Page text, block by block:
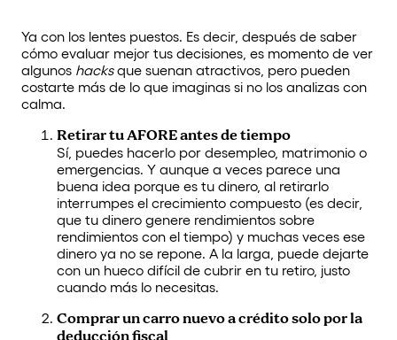
Ya con los lentes puestos. Es decir, después de saber
cómo evaluar mejor tus decisiones, es momento de ver
algunos hacksque suenan atractivos, pero pueden
costarte más de lo que imaginas si no los analizas con
calma.
Retirar tu AFORE antes de tiempo
Sí, puedes hacerlo por desempleo, matrimonio o
emergencias. Y aunque a veces parece una
buena idea porque es tu dinero, al retirarlo
interrumpes el crecimiento compuesto (es decir,
que tu dinero genere rendimientos sobre
rendimientos con el tiempo) y muchas veces ese
dinero ya no se repone. A la larga, puede dejarte
con un hueco difícil de cubrir en tu retiro, justo
cuando más lo necesitas.
Comprar un carro nuevo a crédito solo por la